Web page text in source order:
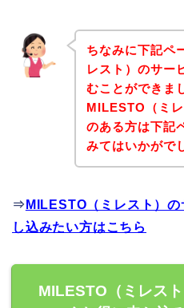
ちなみに下記ペ
レスト）のサー
むことができま
MILESTO（ミ
のある方は下記
みてはいかがで
⇒ MILESTO（ミレスト）
し込みたい方はこちら
MILESTO（ミレス